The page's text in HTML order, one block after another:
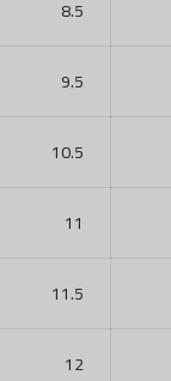
8.5
9.5
10.5
11
11.5
12